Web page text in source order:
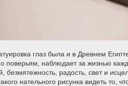
глаз была и в Древнем
поверьям, наблюдает за жизнью
безмятежность, радость, свет и
нательного рисунка видеть то,